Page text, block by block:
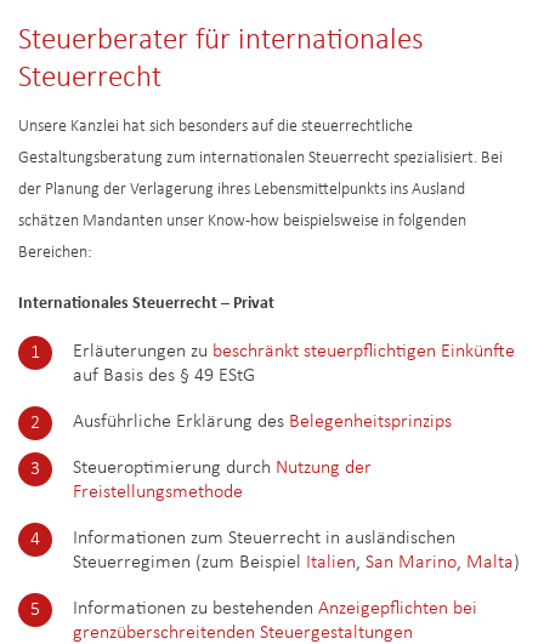
Steuerberater für internationales
Steuerrecht
Unsere Kanzlei hat sich besonders auf die steuerrechtliche
Gestaltungsberatung zum internationalen Steuerrecht spezialisiert. Bei
der Planung der Verlagerung ihres Lebensmittelpunkts ins Ausland
schätzen Mandanten unser Know-how beispielsweise in folgenden
Bereichen:
Internationales Steuerrecht – Privat
Erläuterungen zu beschränkt steuerpflichtigen Einkünfte
auf Basis des § 49 EStG
Ausführliche Erklärung des Belegenheitsprinzips
Steueroptimierung durch Nutzung der
Freistellungsmethode
Informationen zum Steuerrecht in ausländischen
Steuerregimen (zum Beispiel
Italien, San Marino, Malta)
Informationen zu bestehenden Anzeigepflichten bei
grenzüberschreitenden Steuergestaltungen